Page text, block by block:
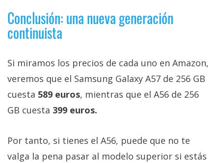
Conclusión: una nueva generación
continuista
Si miramos los precios de cada uno en Amazon,
veremos que el Samsung Galaxy A57 de 256 GB
cuesta 589 euros, mientras que el A56 de 256
GB cuesta 399 euros.
Por tanto, si tienes el A56, puede que no te
valga la pena pasar al modelo superior si estás